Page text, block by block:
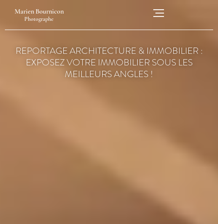
Marien Bournicon
Photographe
PHOTOGRAPHIES
IMMOBILIÈRE
REPORTAGE ARCHITECTURE & IMMOBILIER :
EXPOSEZ VOTRE IMMOBILIER SOUS LES
MEILLEURS ANGLES !